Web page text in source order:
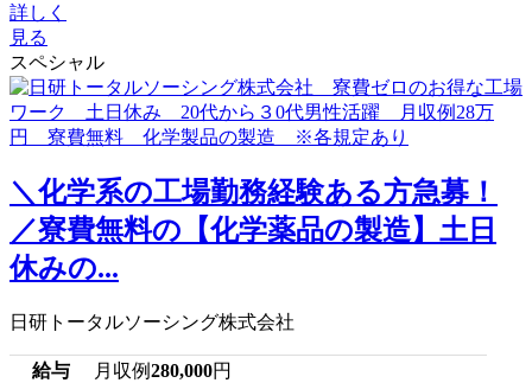
詳しく
見る
スペシャル
＼化学系の工場勤務経験ある方急募！
／寮費無料の【化学薬品の製造】土日
休みの...
日研トータルソーシング株式会社
給与 月収例280,000円